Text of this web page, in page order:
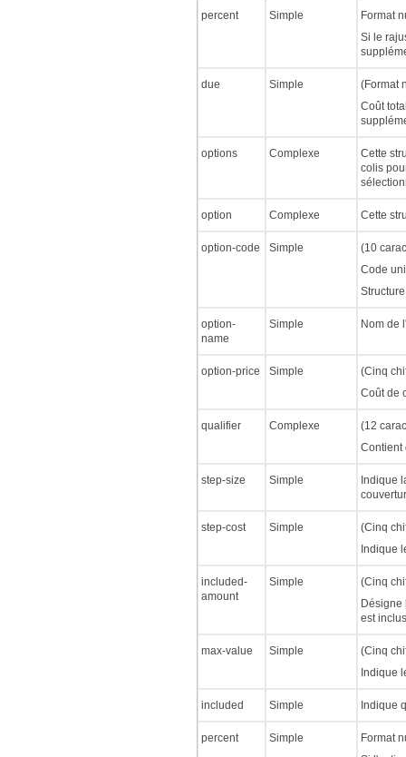
percent Simple
Format
Si le
due Simple
(Format
Coût
options Complexe
Cette
colis
option Complexe Cette
option-code Simple
(10
Code
option-
name
Simple Nom de
option-price Simple
(Cinq
Coût de
qualifier Complexe
(12
Contient
step-size Simple
Indique
step-cost Simple
(Cinq
Indique
included-
amount
Simple
(Cinq
Désigne
est
max-value Simple
(Cinq
Indique
included Simple Indique
percent Simple
Format